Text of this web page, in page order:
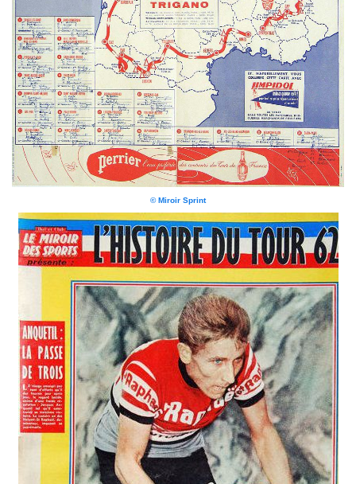
© Miroir Sprint